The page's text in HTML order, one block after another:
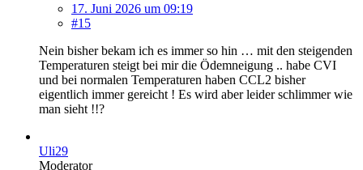
17. Juni 2026 um 09:19
#15
Nein bisher bekam ich es immer so hin … mit den steigenden
Temperaturen steigt bei mir die Ödemneigung .. habe CVI
und bei normalen Temperaturen haben CCL2 bisher
eigentlich immer gereicht ! Es wird aber leider schlimmer wie
man sieht !!?
Uli29
Moderator